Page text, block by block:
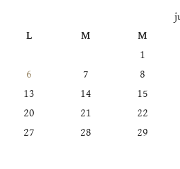
L
M M
1
6
7 8
13
14 15
20
21 22
27
28 29